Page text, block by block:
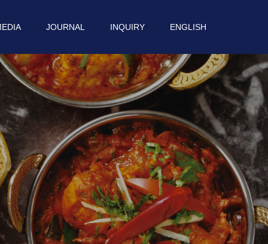
JOURNAL INQUIRY ENGLISH